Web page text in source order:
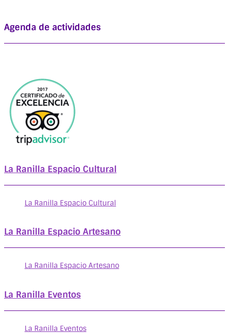
Agenda de actividades
La Ranilla Espacio Cultural
La Ranilla Espacio Cultural
La Ranilla Espacio Artesano
La Ranilla Espacio Artesano
La Ranilla Eventos
La Ranilla Eventos